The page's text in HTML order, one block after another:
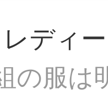
レディ
の服は